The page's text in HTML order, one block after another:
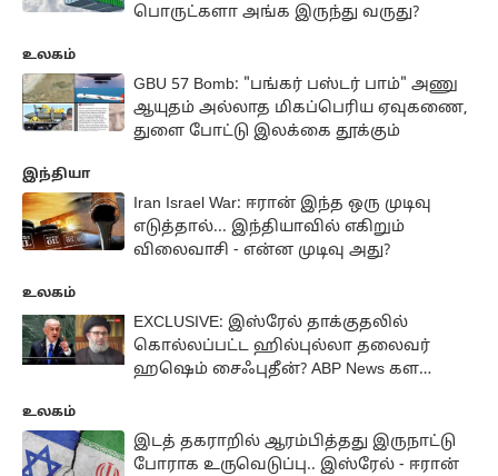
பொருட்களா அங்க இருந்து வருது?
உலகம்
GBU 57 Bomb: "பங்கர் பஸ்டர் பாம்" அணு
ஆயுதம் அல்லாத மிகப்பெரிய ஏவுகணை,
துளை போட்டு இலக்கை தூக்கும்
இந்தியா
Iran Israel War: ஈரான் இந்த ஒரு முடிவு
எடுத்தால்... இந்தியாவில் எகிறும்
விலைவாசி - என்ன முடிவு அது?
உலகம்
EXCLUSIVE: இஸ்ரேல் தாக்குதலில்
கொல்லப்பட்ட ஹில்புல்லா தலைவர்
ஹஷெம் சைஃபுதீன்? ABP News கள
உலகம்
இடத் தகராறில் ஆரம்பித்தது இருநாட்டு
போராக உருவெடுப்பு.. இஸ்ரேல் - ஈரான்